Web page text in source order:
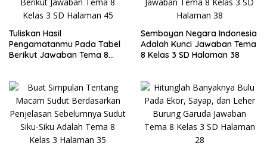
Tuliskan Hasil
Pengamatanmu Pada Tabel
Berikut Jawaban Tema 8
Semboyan Negara Indonesia
Adalah Kunci Jawaban Tema
8 Kelas 3 SD Halaman 38